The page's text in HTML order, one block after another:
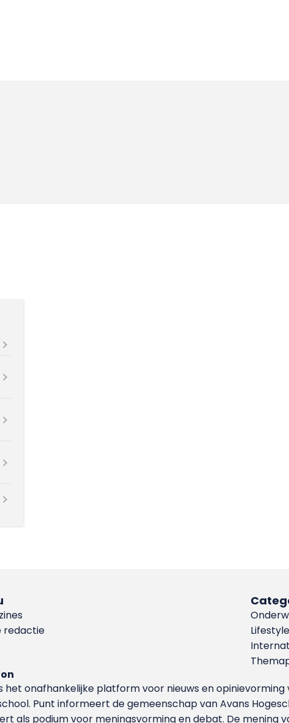
redactie
Lifestyle
het onafhankelijke platform voor nieuws en
Punt informeert de gemeenschap van Avans
als podium voor meningsvorming en debat. De mening